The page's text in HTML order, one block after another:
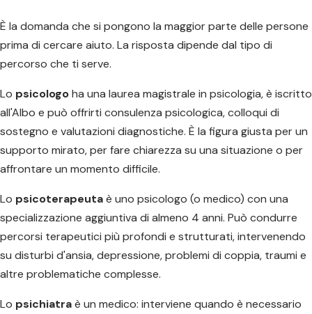
È la domanda che si pongono la maggior parte delle persone
prima di cercare aiuto. La risposta dipende dal tipo di
percorso che ti serve.
Lo psicologoha una laurea magistrale in psicologia, è iscritto
all'Albo e può offrirti consulenza psicologica, colloqui di
sostegno e valutazioni diagnostiche. È la figura giusta per un
supporto mirato, per fare chiarezza su una situazione o per
affrontare un momento difficile.
Lo psicoterapeutaè uno psicologo (o medico) con una
specializzazione aggiuntiva di almeno 4 anni. Può condurre
percorsi terapeutici più profondi e strutturati, intervenendo
su disturbi d'ansia, depressione, problemi di coppia, traumi e
altre problematiche complesse.
Lo psichiatraè un medico: interviene quando è necessario